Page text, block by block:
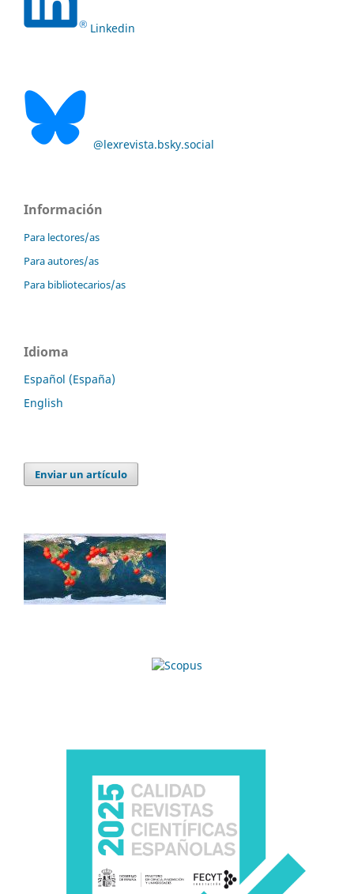
Linkedin
@lexrevista.bsky.social
Información
Para lectores/as
Para autores/as
Para bibliotecarios/as
Idioma
Español (España)
English
Enviar un artículo